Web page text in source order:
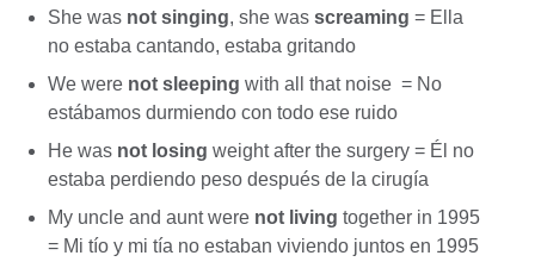
She was not singing, she was screaming = Ella
no estaba cantando, estaba gritando
We were not sleeping with all that noise = No
estábamos durmiendo con todo ese ruido
He was not losing weight after the surgery = Él no
estaba perdiendo peso después de la cirugía
My uncle and aunt were not living together in 1995
= Mi tío y mi tía no estaban viviendo juntos en 1995